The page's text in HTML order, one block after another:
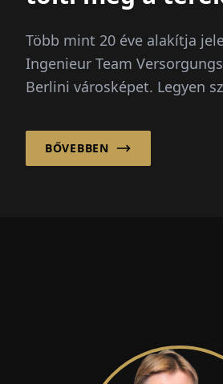
Több mint 20 éve alakítja
Ingenieur Team
Berlini városképet. Legyen
BŐVEBBEN